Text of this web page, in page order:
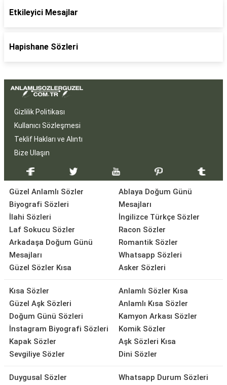
Etkileyici Mesajlar
Hapishane Sözleri
Gizlilik Politikası
Kullanıcı Sözleşmesi
Teklif Hakları ve Alıntı
Bize Ulaşın
Güzel Anlamlı Sözler
Biyografi Sözleri
İlahi Sözleri
Laf Sokucu Sözler
Arkadaşa Doğum Günü
Mesajları
Güzel Sözler Kısa
Ablaya Doğum Günü
Mesajları
İngilizce Türkçe Sözler
Racon Sözler
Romantik Sözler
Whatsapp Sözleri
Asker Sözleri
Kısa Sözler
Güzel Aşk Sözleri
Doğum Günü Sözleri
İnstagram Biyografi Sözleri
Kapak Sözler
Sevgiliye Sözler
Anlamlı Sözler Kısa
Anlamlı Kısa Sözler
Kamyon Arkası Sözler
Komik Sözler
Aşk Sözleri Kısa
Dini Sözler
Duygusal Sözler
Whatsapp Durum Sözleri